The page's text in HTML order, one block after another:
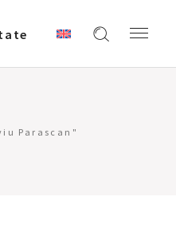
Parascan"